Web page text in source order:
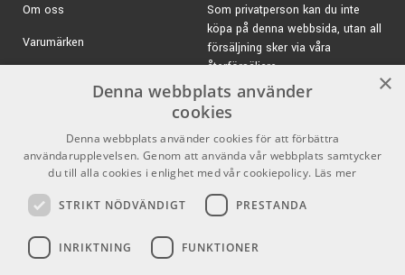
Vridbar 90°
Kan även fästas på mikrofonstativ med 3/8" & 5/8"-
Justerbar höjd för platta 158 - 280mm
Justerbar bredd för platta 150 - 430mm
Tillverkad av biobaserad plast
Vikt: 434g
Tablet ingår ej
Pris per styck
König & Meyer Stands - Högkvalitativa
Om oss
Varumärken
Försäljningsvillkor
Inlogg för återförsäljare
Som privatperson kan du inte
köpa på denna webbsida, utan all
försäljning sker via våra
återförsäljare.
E-post:info@emnordic.se
×
Denna webbplats använder
cookies
Denna webbplats använder cookies för att förbättra
användarupplevelsen. Genom att använda vår webbplats samtycker
du till alla cookies i enlighet med vår cookiepolicy. Läs mer
STRIKT NÖDVÄNDIGT PRESTANDA
INRIKTNING FUNKTIONER